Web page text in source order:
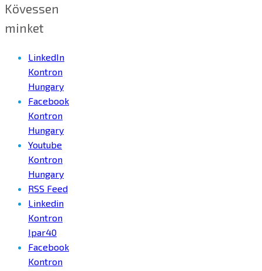
Kövessen
minket
LinkedIn
Kontron
Hungary
Facebook
Kontron
Hungary
Youtube
Kontron
Hungary
RSS Feed
Linkedin
Kontron
Ipar40
Facebook
Kontron